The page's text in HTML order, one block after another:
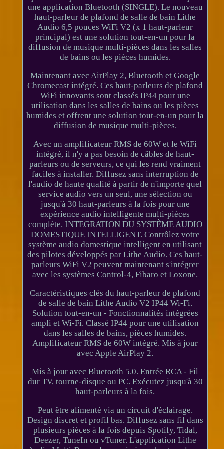
une application Bluetooth (SINGLE). Le nouveau
haut-parleur de plafond de salle de bain Lithe
Audio 6,5 pouces WiFi V2 (x 1 haut-parleur
principal) est une solution tout-en-un pour la
diffusion de musique multi-pièces dans les salles
de bains ou les pièces humides.
Maintenant avec AirPlay 2, Bluetooth et Google
Chromecast intégré. Ces haut-parleurs de plafond
WiFi innovants sont classés IP44 pour une
utilisation dans les salles de bains ou les pièces
humides et offrent une solution tout-en-un pour la
diffusion de musique multi-pièces.
Avec un amplificateur RMS de 60W et le WiFi
intégré, il n'y a pas besoin de câbles de haut-
parleurs ou de serveurs, ce qui les rend vraiment
faciles à installer. Diffusez sans interruption de
l'audio de haute qualité à partir de n'importe quel
service audio vers un seul, une sélection ou
jusqu'à 30 haut-parleurs à la fois pour une
expérience audio intelligente multi-pièces
complète. INTEGRATION DU SYSTÈME AUDIO
DOMESTIQUE INTELLIGENT. Contrôlez votre
système audio domestique intelligent en utilisant
des pilotes développés par Lithe Audio. Ces haut-
parleurs WiFi V2 peuvent maintenant s'intégrer
avec les systèmes Control-4, Fibaro et Loxone.
Caractéristiques clés du haut-parleur de plafond
de salle de bain Lithe Audio V2 IP44 Wi-Fi.
Solution tout-en-un - Fonctionnalités intégrées
ampli et Wi-Fi. Classé IP44 pour une utilisation
dans les salles de bains, pièces humides.
Amplificateur RMS de 60W intégré. Mis à jour
avec Apple AirPlay 2.
Mis à jour avec Bluetooth 5.0. Entrée RCA - Fil
dur TV, tourne-disque ou PC. Exécutez jusqu'à 30
haut-parleurs à la fois.
Peut être alimenté via un circuit d'éclairage.
Design discret et profil bas. Diffusez sans fil dans
plusieurs pièces à la fois depuis Spotify, Tidal,
Deezer, TuneIn ou vTuner. L'application Lithe